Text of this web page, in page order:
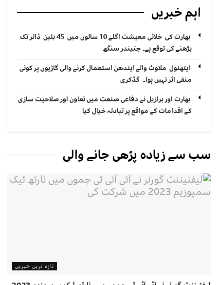
اہم خبریں
بھارت کی خلائی معیشت اگلے 10 سالوں میں 45 بلین ڈالر تک
بڑھنے کی توقع ہے۔ جتیندر سنگھ
ایتھنول ملاوٹ والے ایندھن استعمال کرنے والی گاڑیوں پر کوئی
منفی اثر نہیں ہوا۔ گڈکری
بھارت اور برازیل نے دفاعی صنعت میں تعاون اور صلاحیت سازی
کے اقدامات کے مواقع پر تبادلہ خیال کیا
سب سے زیادہ پڑھی جانے والی
تازہ ترین خبریں